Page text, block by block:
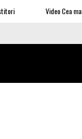
Video Cea mai